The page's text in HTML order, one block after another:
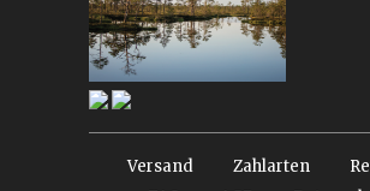
Versand Zahlarten